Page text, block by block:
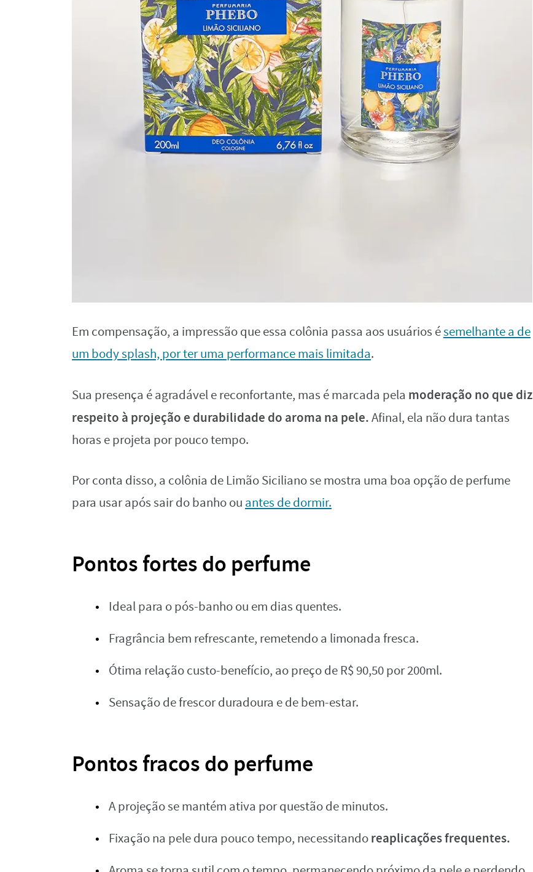
Em compensação, a impressão que essa colônia passa aos usuários ésemelhante a de
um body splash, por ter uma performance mais limitada.
Sua presença é agradável e reconfortante, mas é marcada pela moderação no que diz
respeito à projeção e durabilidade do aroma na pele.Afinal, ela não dura tantas
horas e projeta por pouco tempo.
Por conta disso, a colônia de Limão Siciliano se mostra uma boa opção de perfume
para usar após sair do banho ou antes de dormir.
Pontos fortes do perfume
Ideal para o pós-banho ou em dias quentes.
Fragrância bem refrescante, remetendo a limonada fresca.
Ótima relação custo-benefício, ao preço de R$ 90,50 por 200ml.
Sensação de frescor duradoura e de bem-estar.
Pontos fracos do perfume
A projeção se mantém ativa por questão de minutos.
Fixação na pele dura pouco tempo, necessitandoreaplicações frequentes.